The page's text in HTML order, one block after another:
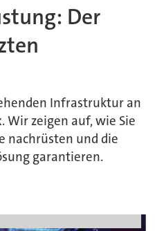
Der
Infrastruktur an
Wir zeigen auf, wie Sie
nachrüsten und die
garantieren.